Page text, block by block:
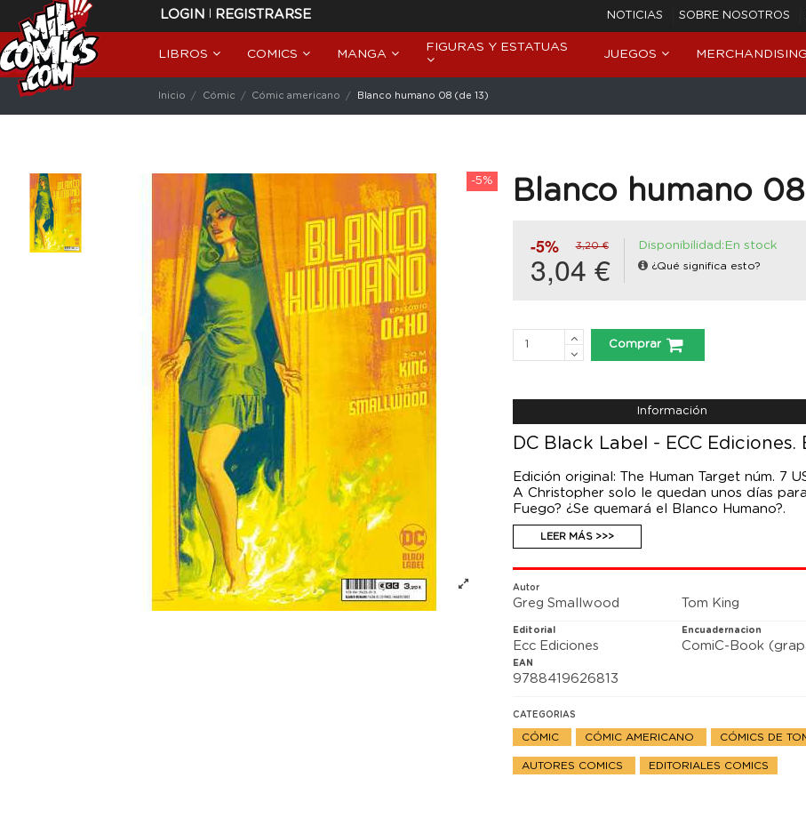
LOGIN | REGISTRARSE NOTICIAS SOBRE NOSOTROS
LIBROS COMICS MANGA
FIGURAS Y ESTATUAS
JUEGOS MERCHANDISING
Inicio Cómic Cómic americano Blanco humano 08 (de 13)
-5% Blanco humano
-5% 3,20 €
3,04 €
Disponibilidad:En stock
¿Qué significa esto?
Comprar
Información
DC Black Label - ECC
Edición original: The Human Target núm. 7
A Christopher solo le quedan unos días
Fuego? ¿Se quemará el Blanco Humano?.
LEER MÁS >>>
Autor
Greg Smallwood Tom King
Editorial
Ecc Ediciones
Encuadernacion
ComiC-Book
EAN
9788419626813
CATEGORIAS
CÓMIC CÓMIC AMERICANO CÓMICS DE
AUTORES COMICS EDITORIALES COMICS